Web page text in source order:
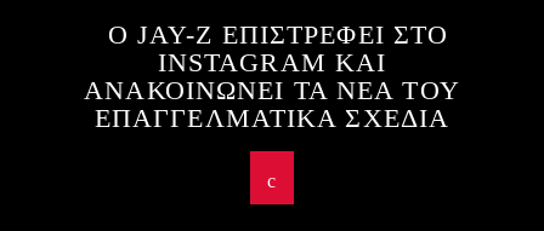
Ο JAY-Z ΕΠΙΣΤΡΕΦΕΙ ΣΤΟ
INSTAGRAM ΚΑΙ
ΑΝΑΚΟΙΝΩΝΕΙ ΤΑ ΝΕΑ ΤΟΥ
ΕΠΑΓΓΕΛΜΑΤΙΚΑ ΣΧΕΔΙΑ